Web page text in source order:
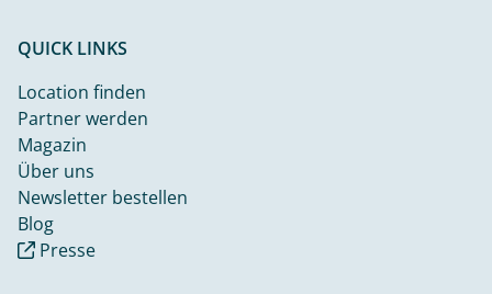
QUICK LINKS
Location finden
Partner werden
Magazin
Über uns
Newsletter bestellen
Blog
Presse